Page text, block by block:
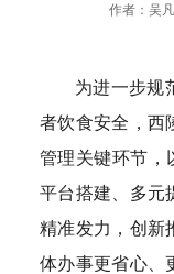
作者：吴
为进一步规
者饮食安全，西
管理关键环节，
平台搭建、多元
精准发力，创新
体办事更省心、